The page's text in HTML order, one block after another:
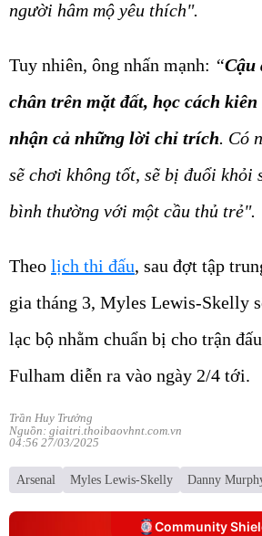
người hâm mộ yêu thích".
Tuy nhiên, ông nhấn mạnh: “Cậu
chân trên mặt đất, học cách
nhận cả những lời chỉ trích. Có
sẽ chơi không tốt, sẽ bị đuổi khỏi
bình thường với một cầu thủ trẻ".
Theo lịch thi đấu, sau đợt tập
gia tháng 3, Myles Lewis-Skelly
lạc bộ nhằm chuẩn bị cho trận
Fulham diễn ra vào ngày 2/4 tới.
Trần Huy Trưởng
Nguồn: giaitri.thoibaovhnt.com.vn
04:56 27/03/2025
Arsenal Myles Lewis-Skelly Danny
Community